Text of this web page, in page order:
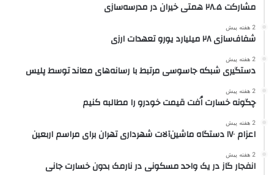
مشارکت ۲۸.۵ همتی خیران در مدرسه‌سازی
2 هفته پیش
شفاف‌سازی ۲۸ میلیارد یورو تعهدات ارزی
2 هفته پیش
دستگیری شبکه جاسوسی مرتبط با رسانه‌های معاند توسط پلیس
2 هفته پیش
چگونه خسارت اُفت قیمت خودرو را مطالبه کنیم
2 هفته پیش
اعزام ۱۷۰ دستگاه ماشین‌آلات شهرداری تهران برای مراسم اربعین
2 هفته پیش
انفجار گاز در یک واحد مسکونی در نارمک بدون خسارت جانی